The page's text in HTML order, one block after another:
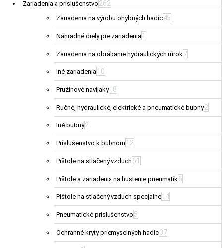
Zariadenia a príslušenstvo 262
Zariadenia na výrobu ohybných hadíc45
Náhradné diely pre zariadenia 1
Zariadenia na obrábanie hydraulických rúrok7
Iné zariadenia 10
Pružinové navijaky 18
Ručné, hydraulické, elektrické a pneumatické bubny2
Iné bubny2
Príslušenstvo k bubnom 12
Pištole na stlačený vzduch 61
Pištole a zariadenia na hustenie pneumatík6
Pištole na stlačený vzduch specjalne 14
Pneumatické príslušenstvo 5
Ochranné kryty priemyselných hadíc37